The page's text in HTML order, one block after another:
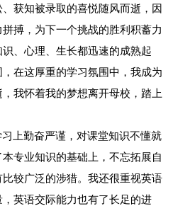
获知被录取的喜悦随风而逝，因
搏，为下一个挑战的胜利积蓄力
、心理、生长都迅速的成熟起
在这厚重的学习氛围中，我成为
我怀着我的梦想离开母校，踏上
上勤奋严谨，对课堂知识不懂就
专业知识的基础上，不忘拓展自
较广泛的涉猎。我还很重视英语
英语交际能力也有了长足的进